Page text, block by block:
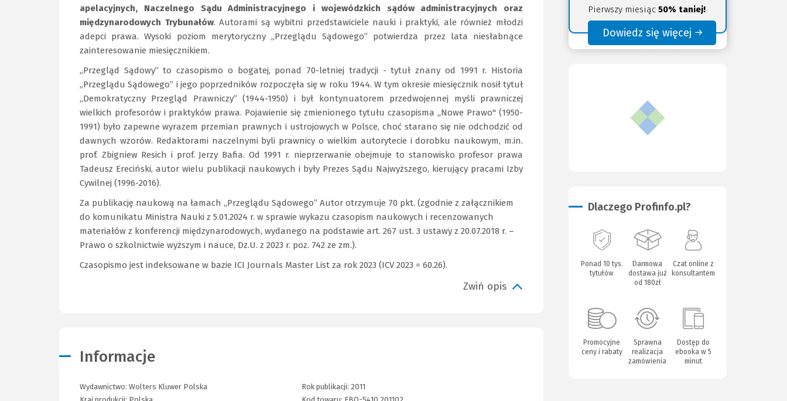
apelacyjnych, Naczelnego Sądu Administracyjnego i wojewódzkich sądów administracyjnych oraz
międzynarodowych Trybunałów. Autorami są wybitni przedstawiciele nauki i praktyki, ale również młodzi
adepci prawa. Wysoki poziom merytoryczny „Przeglądu Sądowego” potwierdza przez lata niesłabnące
zainteresowanie miesięcznikiem.
„Przegląd Sądowy” to czasopismo o bogatej, ponad 70-letniej tradycji - tytuł znany od 1991 r. Historia
„Przeglądu Sądowego” i jego poprzedników rozpoczęła się w roku 1944. W tym okresie miesięcznik nosił tytuł
„Demokratyczny Przegląd Prawniczy” (1944-1950) i był kontynuatorem przedwojennej myśli prawniczej
wielkich profesorów i praktyków prawa. Pojawienie się zmienionego tytułu czasopisma „Nowe Prawo" (1950-
1991) było zapewne wyrazem przemian prawnych i ustrojowych w Polsce, choć starano się nie odchodzić od
dawnych wzorów. Redaktorami naczelnymi byli prawnicy o wielkim autorytecie i dorobku naukowym, m.in.
prof. Zbigniew Resich i prof. Jerzy Bafia. Od 1991 r. nieprzerwanie obejmuje to stanowisko profesor prawa
Tadeusz Ereciński, autor wielu publikacji naukowych i były Prezes Sądu Najwyższego, kierujący pracami Izby
Cywilnej (1996-2016).
Za publikację naukową na łamach „Przeglądu Sądowego” Autor otrzymuje 70 pkt. (zgodnie z załącznikiem
do komunikatu Ministra Nauki z 5.01.2024 r. w sprawie wykazu czasopism naukowych i recenzowanych
materiałów z konferencji międzynarodowych, wydanego na podstawie art. 267 ust. 3 ustawy z 20.07.2018 r. –
Prawo o szkolnictwie wyższym i nauce, Dz.U. z 2023 r. poz. 742 ze zm.).
Czasopismo jest indeksowane w bazie ICI Journals Master List za rok 2023 (ICV 2023 = 60.26).
Zwiń opis
Informacje
Wydawnictwo: Wolters Kluwer Polska
Rok publikacji: 2011
Pierwszy miesiąc 50% taniej!
Dowiedz się więcej
(Nowe
okno)
(Link
do
Dlaczego Profinfo.pl?
Ponad 10 tys.
tytułów
Darmowa
dostawa już
od 180zł
Czat online z
konsultantem
Promocyjne
ceny i rabaty
Sprawna
realizacja
zamówienia
Dostęp do
ebooka w 5
minut